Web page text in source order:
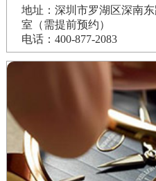
地址：深圳市罗湖区深南东
室（需提前预约）
电话：400-877-2083